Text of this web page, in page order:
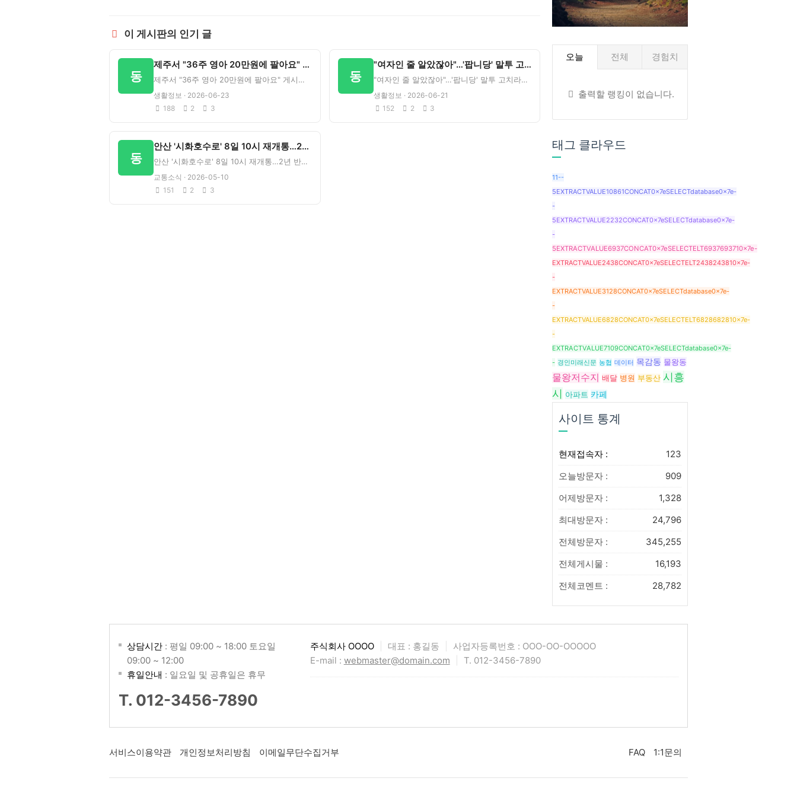
이 게시판의 인기 글
동
제주서 "36주 영아 20만원에 팔아요" 게시글 충격 - 뉴시스
제주서 "36주 영아 20만원에 팔아요" 게시글 충격&nbsp;&nbsp;뉴시스 원문 보기우리 동네에도
생활정보 · 2026-06-23
188
2 3
동
"여자인 줄 알았잖아"…'팝니당' 말투 고치라는 황당 요구 - 뉴시스
"여자인 줄 알았잖아"…'팝니당' 말투 고치라는 황당 요구&nbsp;&nbsp;뉴시스 원문 보기이 소식에
생활정보 · 2026-06-21
152
2 3
동
안산 '시화호수로' 8일 10시 재개통…2년 반만 - 네이트
안산 '시화호수로' 8일 10시 재개통…2년 반만&nbsp;&nbsp;네이트 원문 보기관련 정보 알고 계
교통소식 · 2026-05-10
151
2 3
오늘 전체 경험치
출력할 랭킹이 없습니다.
태그 클라우드
11--
5EXTRACTVALUE10861CONCAT0x7eSELECTdatabase0x7e-
-
5EXTRACTVALUE2232CONCAT0x7eSELECTdatabase0x7e-
-
5EXTRACTVALUE6937CONCAT0x7eSELECTELT6937693710x7e-
EXTRACTVALUE2438CONCAT0x7eSELECTELT2438243810x7e-
-
EXTRACTVALUE3128CONCAT0x7eSELECTdatabase0x7e-
-
EXTRACTVALUE6828CONCAT0x7eSELECTELT6828682810x7e-
-
EXTRACTVALUE7109CONCAT0x7eSELECTdatabase0x7e-
- 경인미래신문 농협 데이터 목감동 물왕동
물왕저수지 배달 병원 부동산 시흥
시 아파트 카페
사이트 통계
현재접속자 :
123
오늘방문자 :
909
어제방문자 :
1,328
최대방문자 :
24,796
전체방문자 :
345,255
전체게시물 :
16,193
전체코멘트 :
28,782
상담시간 : 평일 09:00 ~ 18:00 토요일
09:00 ~ 12:00
휴일안내 : 일요일 및 공휴일은 휴무
T. 012-3456-7890
주식회사 OOOO 대표 : 홍길동
사업자등록번호 : OOO-OO-OOOOO
E-mail : webmaster@domain.com T. 012-3456-7890
서비스이용약관 개인정보처리방침 이메일무단수집거부 FAQ 1:1문의